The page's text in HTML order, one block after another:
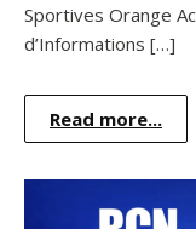
Sportives Orange
d’Informations […]
Read more...